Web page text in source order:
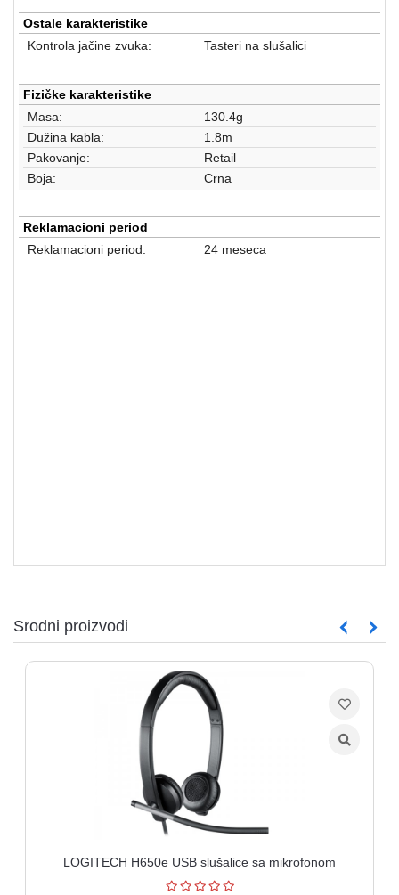
Ostale karakteristike
Kontrola jačine zvuka:
Tasteri na slušalici
Fizičke karakteristike
Masa:
130.4g
Dužina kabla:
1.8m
Pakovanje:
Retail
Boja:
Crna
Reklamacioni period
Reklamacioni period:
24 meseca
Srodni proizvodi
LOGITECH H650e USB slušalice sa mikrofonom